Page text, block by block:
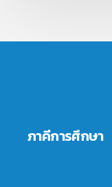
ภาคีการศึกษา